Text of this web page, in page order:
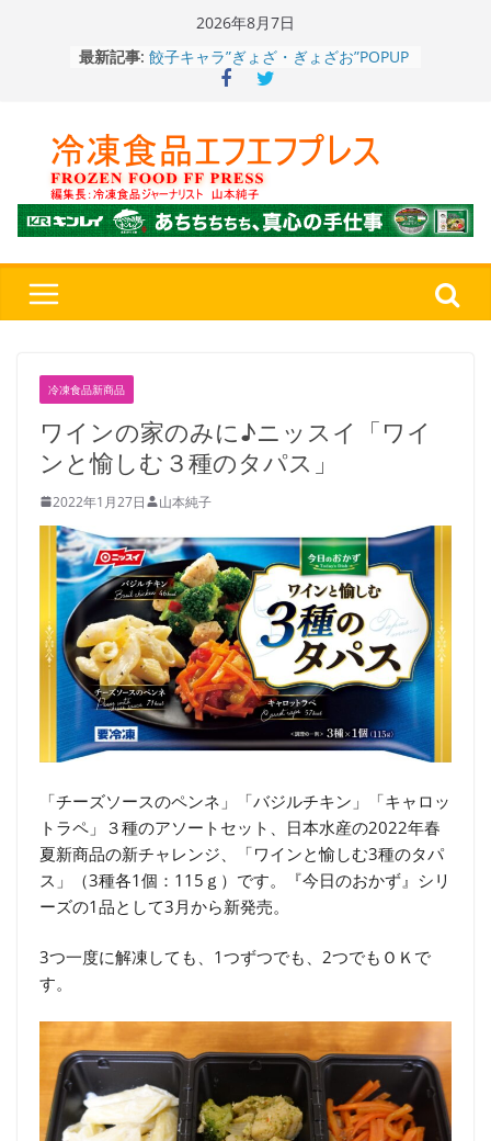
2026年8月7日
最新記事: 餃子キャラ”ぎょざ・ぎょざお”POPUP
ストアで作者にご挨拶、新作”れいと
定さわやかフレーバー「CHEESE
WONDER YELLOW」復刻発売中
今まで無かった大盛！水から簡単レン
ジ♪ふわもちめん！！「冷凍 日清の
どん兵衛 大盛 きつねうどん」
日清 魁力屋監修 京都背油醤油ラー
冷凍食品新商品
ワインの家のみに♪ニッスイ「ワイ
ンと愉しむ３種のタパス」
2022年1月27日 山本純子
「チーズソースのペンネ」「バジルチキン」「キャロッ
トラペ」３種のアソートセット、日本水産の2022年春
夏新商品の新チャレンジ、「ワインと愉しむ3種のタパ
ス」（3種各1個：115ｇ）です。『今日のおかず』シリ
ーズの1品として3月から新発売。
3つ一度に解凍しても、1つずつでも、2つでもＯＫで
す。